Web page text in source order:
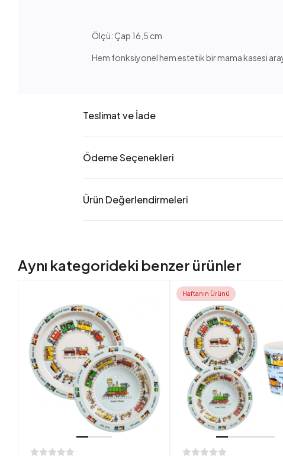
Ölçü: Çap 16,5 cm
Hem fonksiyonel hem estetik bir mama kasesi
Teslimat ve İade
Ödeme Seçenekleri
Ürün Değerlendirmeleri
Aynı kategorideki benzer ürünler
Haftanın Ürünü